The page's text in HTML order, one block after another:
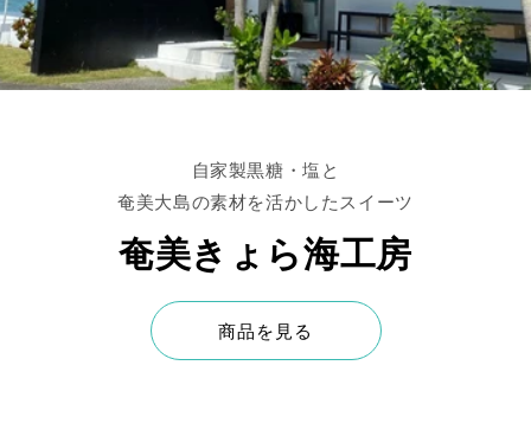
自家製黒糖・塩と
奄美大島の素材を活かしたスイーツ
奄美きょら海工房
商品を見る